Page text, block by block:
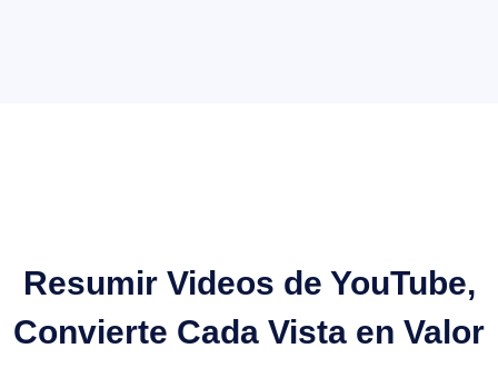
Resumir Videos de YouTube,
Convierte Cada Vista en Valor